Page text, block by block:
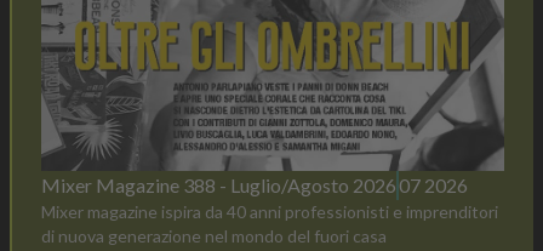
Mixer Magazine 388 - Luglio/Agosto 2026 07 2026
Mixer magazine ispira da 40 anni professionisti e imprenditori
di nuova generazione nel mondo del fuori casa